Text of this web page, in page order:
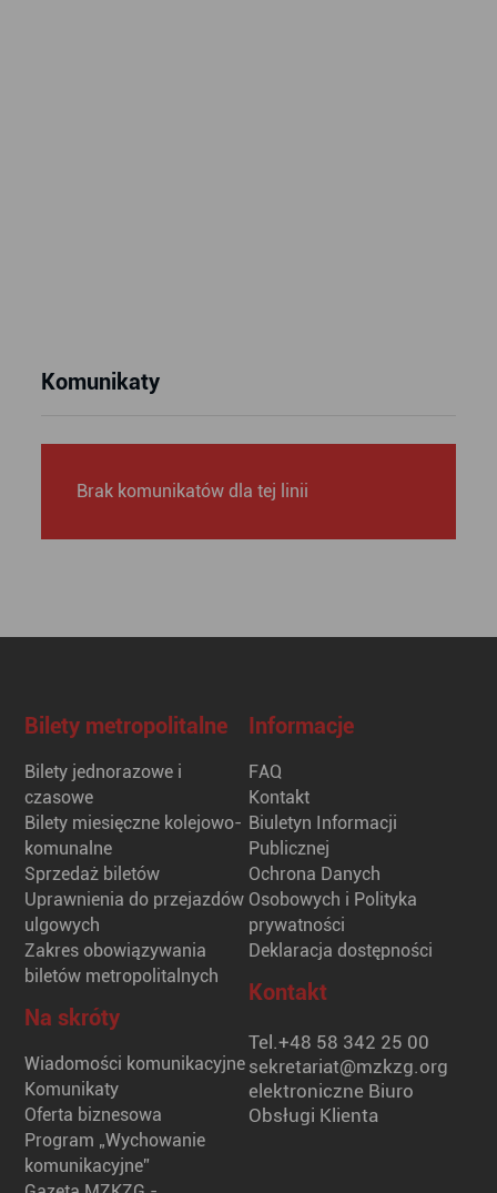
Komunikaty
Brak komunikatów dla tej linii
Bilety metropolitalne
Bilety jednorazowe i
czasowe
Bilety miesięczne kolejowo-
komunalne
Sprzedaż biletów
Uprawnienia do przejazdów
ulgowych
Zakres obowiązywania
biletów metropolitalnych
Na skróty
Wiadomości komunikacyjne
Komunikaty
Oferta biznesowa
Program „Wychowanie
komunikacyjne”
Informacje
FAQ
Kontakt
Biuletyn Informacji
Publicznej
Ochrona Danych
Osobowych i Polityka
prywatności
Deklaracja dostępności
Kontakt
Tel.+48 58 342 25 00
sekretariat@mzkzg.org
elektroniczne Biuro
Obsługi Klienta